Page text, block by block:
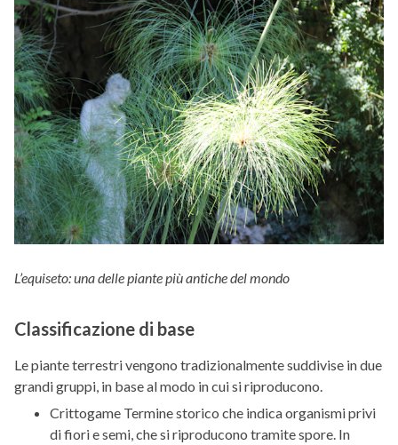
L’equiseto: una delle piante più antiche del mondo
Classificazione di base
Le piante terrestri vengono tradizionalmente suddivise in due
grandi gruppi, in base al modo in cui si riproducono.
Crittogame Termine storico che indica organismi privi
di fiori e semi, che si riproducono tramite spore. In